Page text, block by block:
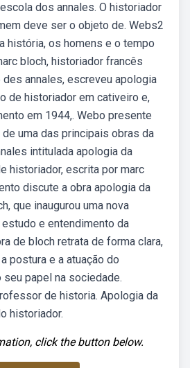
dos annales. O historiador
deve ser o objeto de. Webs2
história, os homens e o tempo
bloch, historiador francês
annales, escreveu apologia
de historiador em cativeiro e,
em 1944,. Webo presente
uma das principais obras da
intitulada apologia da
historiador, escrita por marc
discute a obra apologia da
que inaugurou uma nova
e entendimento da
de bloch retrata de forma clara,
postura e a atuação do
papel na sociedade.
de historia. Apologia da
historiador.
click the button below.